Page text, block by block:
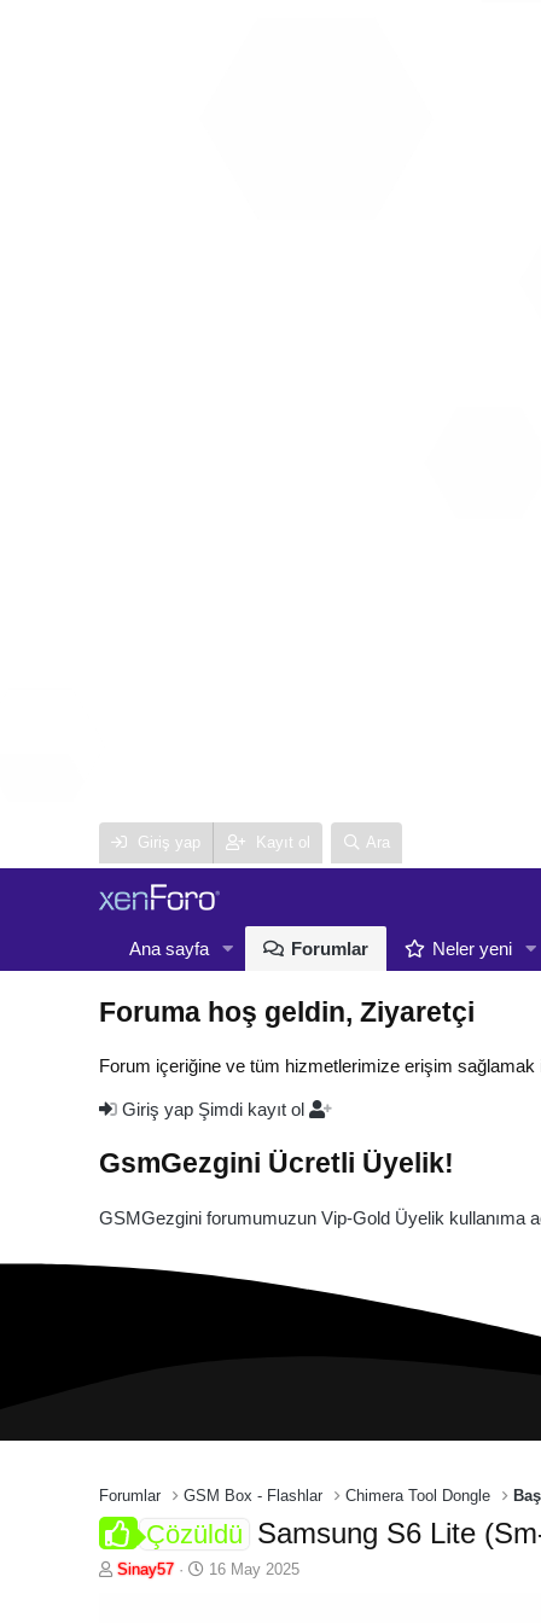
Giriş yap Kayıt ol Ara
Ana sayfa Forumlar Neler yeni
Foruma hoş geldin, Ziyaretçi
Forum içeriğine ve tüm hizmetlerimize erişim sağlamak
Giriş yap Şimdi kayıt ol
GsmGezgini Ücretli Üyelik!
GSMGezgini forumumuzun Vip-Gold Üyelik kullanıma
Forumlar GSM Box - Flashlar Chimera Tool Dongle
Çözüldü Samsung S6 Lite
K
Sinay57
B
16 May 2025